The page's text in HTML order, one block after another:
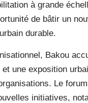
à grande
de bâtir un
durable.
Bakou
une exposition
Le
initiatives,